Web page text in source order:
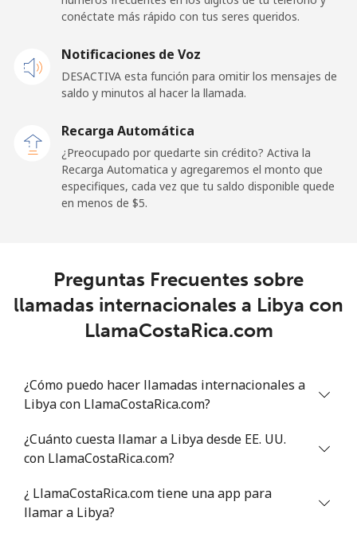
⁦48.5¢⁩ 10 min por ⁦$5⁩
Celular ⁦39.9¢⁩ 12 min por ⁦$5⁩ -
Liechtenstein
Celular ⁦13.9¢⁩ 35 min por ⁦$5⁩
Lithuania
Celular ⁦5.9¢⁩ 84 min por ⁦$5⁩ ⁦6¢⁩
Luxembourg
Celular ⁦26.5¢⁩
conéctate más rápido con tus seres queridos.
Notificaciones de Voz
DESACTIVA esta función para omitir los mensajes de
saldo y minutos al hacer la llamada.
Recarga Automática
¿Preocupado por quedarte sin crédito? Activa la
Recarga Automatica y agregaremos el monto que
especifiques, cada vez que tu saldo disponible quede
en menos de ⁦$5⁩.
Preguntas Frecuentes sobre
llamadas internacionales a Libya con
LlamaCostaRica.com
¿Cómo puedo hacer llamadas internacionales a
Libya con LlamaCostaRica.com?
¿Cuánto cuesta llamar a Libya desde EE. UU.
con LlamaCostaRica.com?
¿ LlamaCostaRica.com tiene una app para
llamar a Libya?